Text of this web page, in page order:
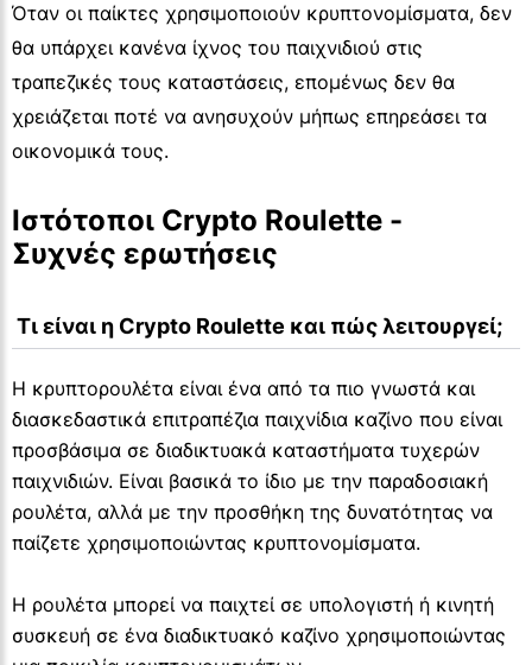
Όταν οι παίκτες χρησιμοποιούν κρυπτονομίσματα, δεν
θα υπάρχει κανένα ίχνος του παιχνιδιού στις
τραπεζικές τους καταστάσεις, επομένως δεν θα
χρειάζεται ποτέ να ανησυχούν μήπως επηρεάσει τα
οικονομικά τους.
Ιστότοποι Crypto Roulette -
Συχνές ερωτήσεις
Τι είναι η Crypto Roulette και πώς λειτουργεί;
Η κρυπτορουλέτα είναι ένα από τα πιο γνωστά και
διασκεδαστικά επιτραπέζια παιχνίδια καζίνο που είναι
προσβάσιμα σε διαδικτυακά καταστήματα τυχερών
παιχνιδιών. Είναι βασικά το ίδιο με την παραδοσιακή
ρουλέτα, αλλά με την προσθήκη της δυνατότητας να
παίζετε χρησιμοποιώντας κρυπτονομίσματα.
Η ρουλέτα μπορεί να παιχτεί σε υπολογιστή ή κινητή
συσκευή σε ένα διαδικτυακό καζίνο χρησιμοποιώντας